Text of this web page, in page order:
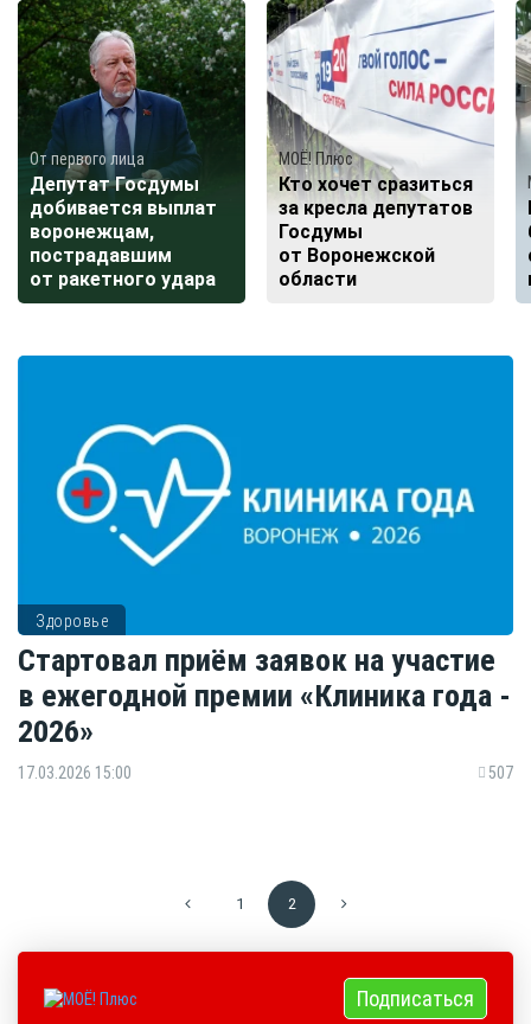
От первого лица
Депутат Госдумы
добивается выплат
воронежцам,
пострадавшим
от ракетного удара
МОЁ! Плюс
Кто хочет сразиться
за кресла депутатов
Госдумы
от Воронежской
области
Здоровье
Стартовал приём заявок на участие
в ежегодной премии «Клиника года -
2026»
17.03.2026 15:00 507
1 2
Подписаться